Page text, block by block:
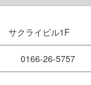
サクライビル1F
0166-26-5757